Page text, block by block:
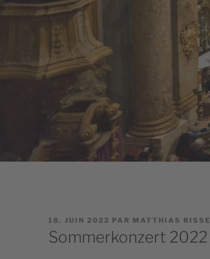
PUBLIÉ
LE
18. JUIN 2022 PAR MATTHIAS RISSE
Sommerkonzert 2022